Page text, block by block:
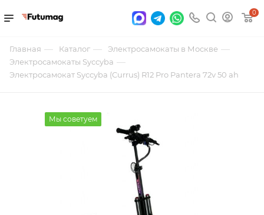
0
Главная — Каталог — Электросамокаты в Москве —
Электросамокаты Syccyba —
Электросамокат Syccyba (Currus) R12 Pro Pantera 72v 50 ah
Мы советуем